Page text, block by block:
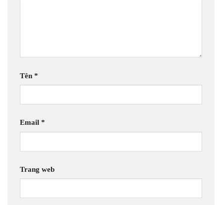
Tên *
Email *
Trang web